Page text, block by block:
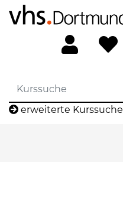
erweiterte Kurssuche